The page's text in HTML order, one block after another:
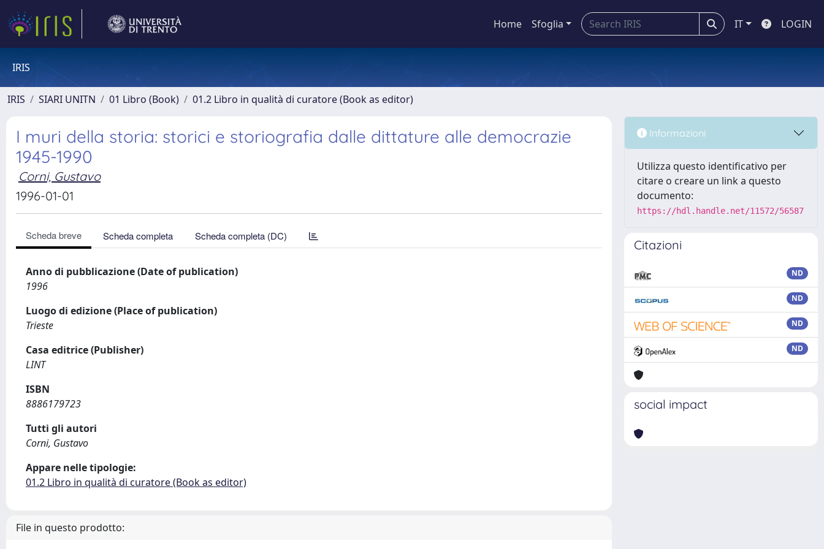
Home Sfoglia IT LOGIN
IRIS
IRIS SIARI UNITN 01 Libro (Book) 01.2 Libro in qualità di curatore (Book as editor)
I muri della storia: storici e storiografia dalle dittature alle democrazie
1945-1990
Corni, Gustavo
1996-01-01
Scheda breve Scheda completa Scheda completa (DC)
Anno di pubblicazione (Date of publication)
1996
Luogo di edizione (Place of publication)
Trieste
Casa editrice (Publisher)
LINT
ISBN
8886179723
Tutti gli autori
Corni, Gustavo
Appare nelle tipologie:
01.2 Libro in qualità di curatore (Book as editor)
File in questo prodotto:
Informazioni
Utilizza questo identificativo per
citare o creare un link a questo
documento:
https://hdl.handle.net/11572/56587
Citazioni
ND
ND
ND
ND
social impact